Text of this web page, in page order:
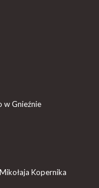
w Gnieźnie
Kopernika